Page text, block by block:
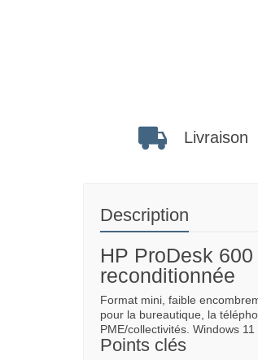
Livraison
Description
HP ProDesk
reconditionnée
Format mini, faible
pour la bureautique, la
PME/collectivités. Windows
Points clés